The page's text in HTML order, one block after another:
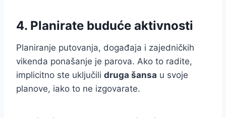
4. Planirate buduće aktivnosti
Planiranje putovanja, događaja i zajedničkih
vikenda ponašanje je parova. Ako to radite,
implicitno ste uključili druga šansa u svoje
planove, iako to ne izgovarate.